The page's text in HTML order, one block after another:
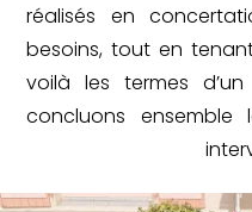
réalisés en
besoins, tout en
voilà les termes
concluons